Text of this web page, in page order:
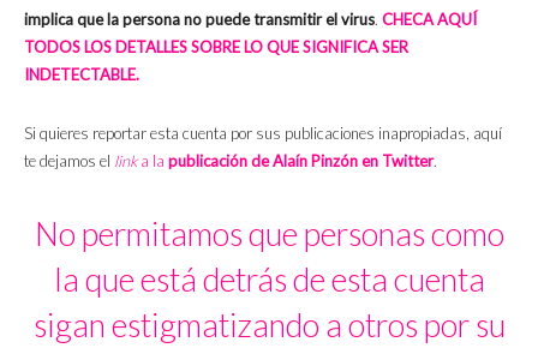
implica que la persona no puede transmitir el virus. CHECA AQUÍ
TODOS LOS DETALLES SOBRE LO QUE SIGNIFICA SER
INDETECTABLE.
Si quieres reportar esta cuenta por sus publicaciones inapropiadas, aquí
te dejamos el linka la publicación de Alaín Pinzón en Twitter.
No permitamos que personas como
la que está detrás de esta cuenta
sigan estigmatizando a otros por su